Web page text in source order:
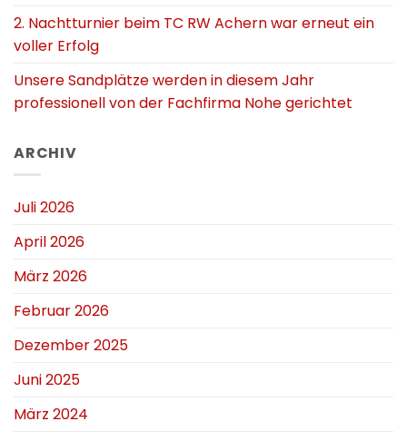
2. Nachtturnier beim TC RW Achern war erneut ein
voller Erfolg
Unsere Sandplätze werden in diesem Jahr
professionell von der Fachfirma Nohe gerichtet
ARCHIV
Juli 2026
April 2026
März 2026
Februar 2026
Dezember 2025
Juni 2025
März 2024